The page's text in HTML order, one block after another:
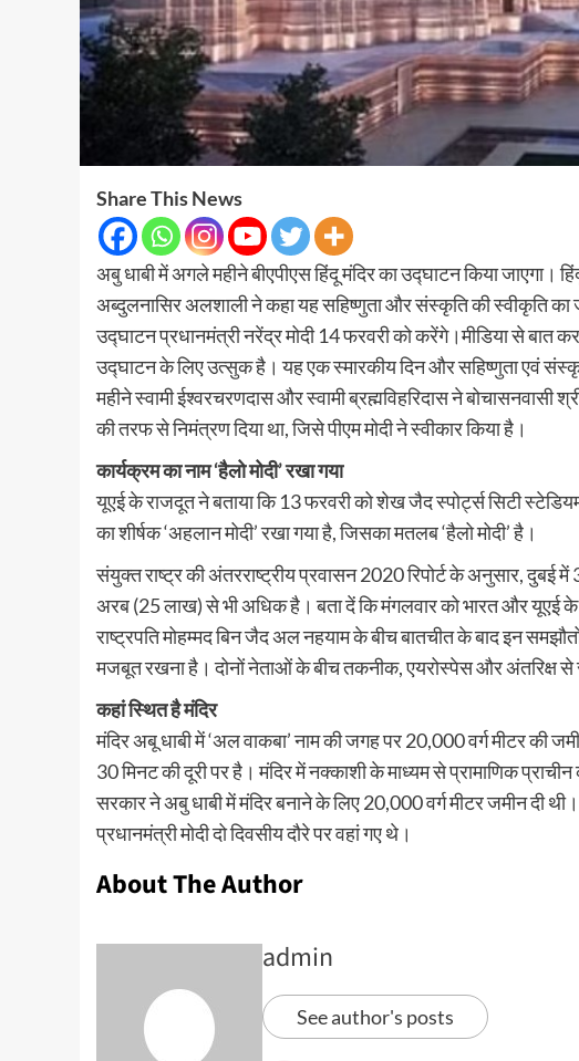
Share This News
अबु धाबी में अगले महीने बीएपीएस हिंदू मंदिर का उद्घाटन किया जाएगा।
अब्दुलनासिर अलशाली ने कहा यह सहिष्णुता और संस्कृति की स्वीकृति का
उद्घाटन प्रधानमंत्री नरेंद्र मोदी 14 फरवरी को करेंगे।मीडिया से बात
उद्घाटन के लिए उत्सुक है। यह एक स्मारकीय दिन और सहिष्णुता एवं
महीने स्वामी ईश्वरचरणदास और स्वामी ब्रह्मविहरिदास ने बोचासनवासी
की तरफ से निमंत्रण दिया था, जिसे पीएम मोदी ने स्वीकार किया है।
कार्यक्रम का नाम ‘हैलो मोदी’ रखा गया
यूएई के राजदूत ने बताया कि 13 फरवरी को शेख जैद स्पोर्ट्स सिटी
का शीर्षक ‘अहलान मोदी’ रखा गया है, जिसका मतलब ‘हैलो मोदी’ है।
संयुक्त राष्ट्र की अंतरराष्ट्रीय प्रवासन 2020 रिपोर्ट के अनुसार,
अरब (25 लाख) से भी अधिक है। बता दें कि मंगलवार को भारत और यूएई के
राष्ट्रपति मोहम्मद बिन जैद अल नहयाम के बीच बातचीत के बाद इन
मजबूत रखना है। दोनों नेताओं के बीच तकनीक, एयरोस्पेस और अंतरिक्ष से
कहां स्थित है मंदिर
मंदिर अबू धाबी में ‘अल वाकबा’ नाम की जगह पर 20,000 वर्ग मीटर की
30 मिनट की दूरी पर है। मंदिर में नक्काशी के माध्यम से प्रामाणिक
सरकार ने अबु धाबी में मंदिर बनाने के लिए 20,000 वर्ग मीटर जमीन दी
प्रधानमंत्री मोदी दो दिवसीय दौरे पर वहां गए थे।
About The Author
admin
See author's posts